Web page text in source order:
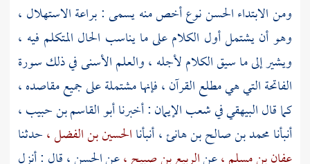
ومن الابتداء الحسن نوع أخص منه يسمى : براعة الاستهلال ،
وهو أن يشتمل أول الكلام على ما يناسب الحال المتكلم فيه ،
ويشير إلى ما سيق الكلام لأجله ، والعلم الأسنى في ذلك سورة
الفاتحة التي هي مطلع القرآن ، فإنها مشتملة على جميع مقاصده ،
كما قالالبيهقيفي شعب الإيمان : أخبرناأبو القاسم بن حبيب ،
أنبأنامحمد بن صالح بن هانئ ،أنبأناالحسين بن الفضل ،حدثنا